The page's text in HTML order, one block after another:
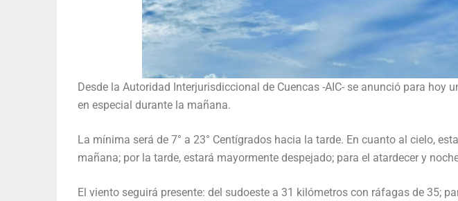
Desde la Autoridad Interjurisdiccional de Cuencas -AIC- se anunció para hoy
en especial durante la mañana.
La mínima será de 7° a 23° Centígrados hacia la tarde. En cuanto al cielo,
mañana; por la tarde, estará mayormente despejado; para el atardecer y
El viento seguirá presente: del sudoeste a 31 kilómetros con ráfagas de 35;